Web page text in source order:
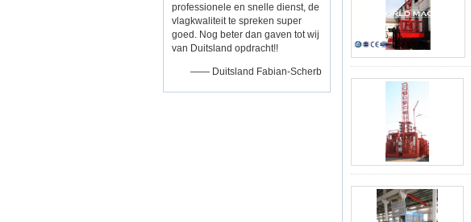
professionele en snelle dienst, de
vlagkwaliteit te spreken super
goed. Nog beter dan gaven tot wij
van Duitsland opdracht!!
—— Duitsland Fabian-Scherb